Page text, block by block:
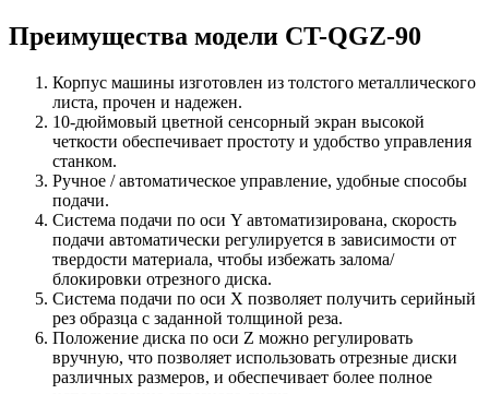
Преимущества модели CT-QGZ-90
Корпус машины изготовлен из толстого металлического
листа, прочен и надежен.
10-дюймовый цветной сенсорный экран высокой
четкости обеспечивает простоту и удобство управления
станком.
Ручное / автоматическое управление, удобные способы
подачи.
Система подачи по оси Y автоматизирована, скорость
подачи автоматически регулируется в зависимости от
твердости материала, чтобы избежать залома/
блокировки отрезного диска.
Система подачи по оси X позволяет получить серийный
рез образца с заданной толщиной реза.
Положение диска по оси Z можно регулировать
вручную, что позволяет использовать отрезные диски
различных размеров, и обеспечивает более полное